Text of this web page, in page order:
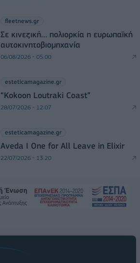
fleetnews.gr
Σε κινεζική… πολιορκία η ευρωπαϊκή
αυτοκινητοβιομηχανία
06/08/2026 - 05:00
esteticamagazine.gr
“Kokoon Loutraki Coast”
28/07/2026 - 12:07
esteticamagazine.gr
Aveda I One for All Leave in Elixir
22/07/2026 - 13:20